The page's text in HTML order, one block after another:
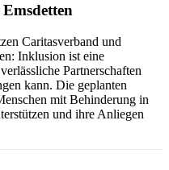
Caritasverband und
Inklusion ist eine
Partnerschaften
kann. Die geplanten
mit Behinderung in
und ihre Anliegen